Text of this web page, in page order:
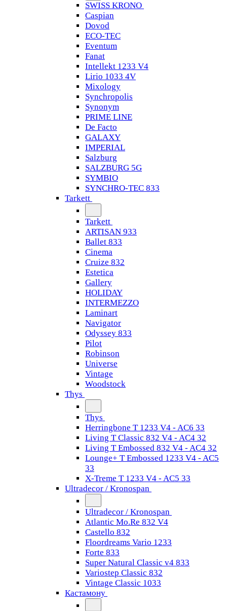
SWISS KRONO
Caspian
Dovod
ECO-TEC
Eventum
Fanat
Intellekt 1233 V4
Lirio 1033 4V
Mixology
Synchropolis
Synonym
PRIME LINE
De Facto
GALAXY
IMPERIAL
Salzburg
SALZBURG 5G
SYMBIO
SYNCHRO-TEC 833
Tarkett
Tarkett
ARTISAN 933
Ballet 833
Cinema
Cruize 832
Estetica
Gallery
HOLIDAY
INTERMEZZO
Laminart
Navigator
Odyssey 833
Pilot
Robinson
Universe
Vintage
Woodstock
Thys
Thys
Herringbone T 1233 V4 - AC6 33
Living T Classic 832 V4 - AC4 32
Living T Embossed 832 V4 - AC4 32
Lounge+ T Embossed 1233 V4 - AC5
33
X-Treme T 1233 V4 - AC5 33
Ultradecor / Kronospan
Ultradecor / Kronospan
Atlantic Mo.Re 832 V4
Castello 832
Floordreams Vario 1233
Forte 833
Super Natural Classic v4 833
Variostep Classic 832
Vintage Classic 1033
Кастамону